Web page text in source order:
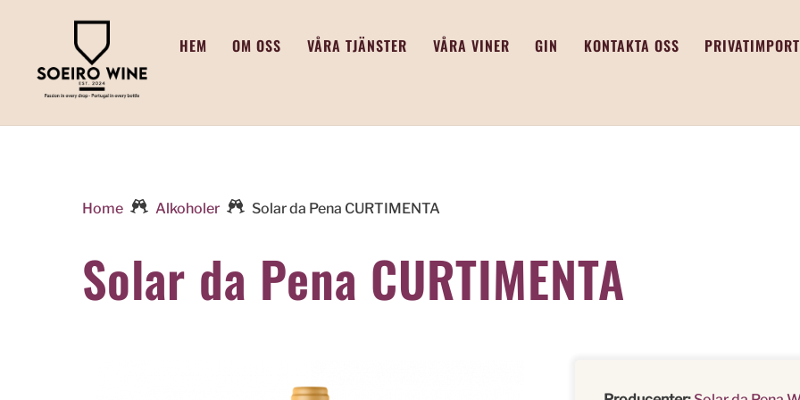
HEM OM OSS VÅRA TJÄNSTER VÅRA VINER GIN KONTAKTA OSS
Home Alkoholer Solar da Pena CURTIMENTA
Solar da Pena CURTIMENTA